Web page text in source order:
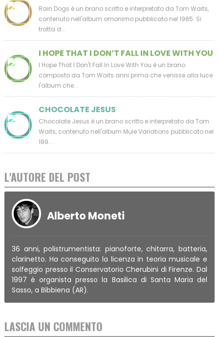
Rain Dogs è un brano scritto e interpretato da Tom Waits,
contenuto nell'album omonimo pubblicato nel 1985. Si
tratta d...
I HOPE THAT I DON’T FALL IN LOVE WITH YOU
I Hope That I Don't Fall In Love With You è un brano
composto da Tom Waits anni prima che venisse alla luce
l'album che...
CHOCOLATE JESUS
Chocolate Jesus è un brano scritto e interpretato da Tom
Waits, contenuto nell'album Mule Variations pubblicato nel
199...
L'AUTORE DEL POST
Alberto Moneti
36 anni, polistrumentista: pianoforte, chitarra, batteria,
clarinetto. Ha conseguito la licenza in teoria musicale e
solfeggio presso il Conservatorio Cherubini di Firenze. Dal
1997 è organista presso la Basilica di Santa Maria del
Sasso, a Bibbiena (AR).
LASCIA UN COMMENTO